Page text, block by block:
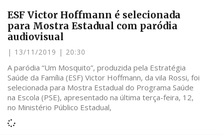
ESF Victor Hoffmann é selecionada
para Mostra Estadual com paródia
audiovisual
13/11/2019 20:30
A paródia “Um Mosquito”, produzida pela Estratégia
Saúde da Família (ESF) Victor Hoffmann, da vila Rossi, foi
selecionada para Mostra Estadual do Programa Saúde
na Escola (PSE), apresentado na última terça-feira, 12,
no Ministério Público Estadual,